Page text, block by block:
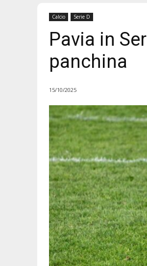
Calcio Serie D
Pavia in
panchina
15/10/2025